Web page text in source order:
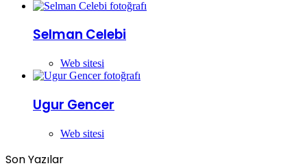
Selman Celebi
Web sitesi
Ugur Gencer
Web sitesi
Son Yazılar